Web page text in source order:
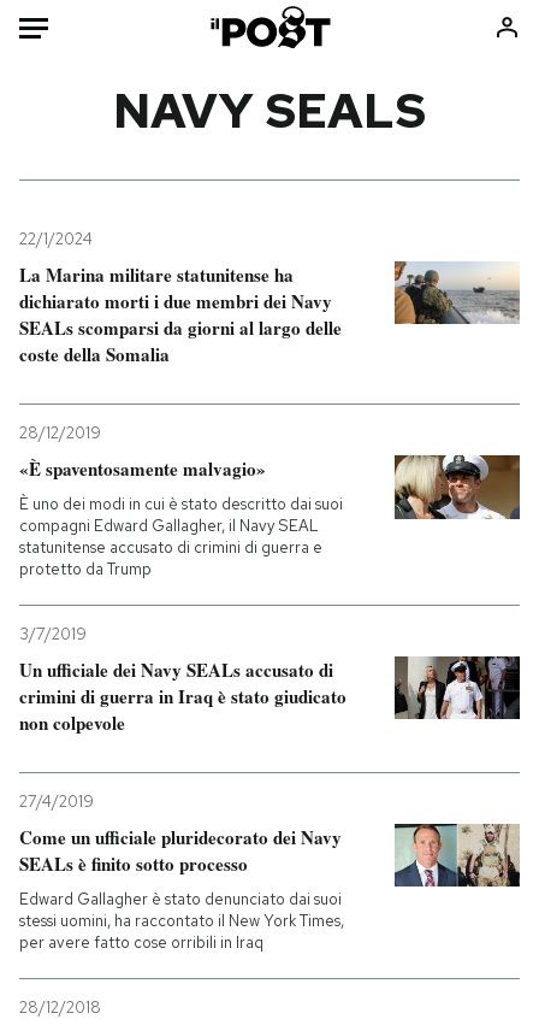
Mondo
Politica
Tecnologia
Internet
Cultura
Economia
Sport
Consumismi
Storie/Idee
Ok Boomer!
Europa
Mondiali calcio 2026
NEWSLETTER
CALENDARIO
AREA PERSONALE
NAVY SEALS
22/1/2024
La Marina militare statunitense ha
dichiarato morti i due membri dei Navy
SEALs scomparsi da giorni al largo delle
coste della Somalia
28/12/2019
«È spaventosamente malvagio»
È uno dei modi in cui è stato descritto dai suoi
compagni Edward Gallagher, il Navy SEAL
statunitense accusato di crimini di guerra e
protetto da Trump
3/7/2019
Un ufficiale dei Navy SEALs accusato di
crimini di guerra in Iraq è stato giudicato
non colpevole
27/4/2019
Come un ufficiale pluridecorato dei Navy
SEALs è finito sotto processo
Edward Gallagher è stato denunciato dai suoi
stessi uomini, ha raccontato il New York Times,
per avere fatto cose orribili in Iraq
28/12/2018